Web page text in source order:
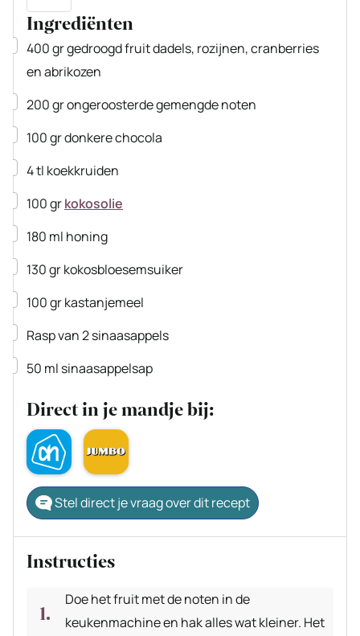
Ingrediënten
▢
400grgedroogd fruitdadels, rozijnen, cranberries
en abrikozen
▢
200grongeroosterde gemengde noten
▢
100grdonkere chocola
▢
4tl koekkruiden
▢
100grkokosolie
▢
180 ml honing
▢
130grkokosbloesemsuiker
▢
100grkastanjemeel
▢
Rasp van 2 sinaasappels
▢
50 ml sinaasappelsap
Direct in je mandje bij:
Stel direct je vraag over dit recept
Instructies
Doe het fruit met de noten in de
keukenmachine en hak alles wat kleiner. Het